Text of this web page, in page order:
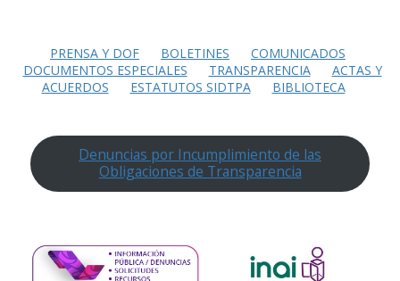
PRENSA Y DOF BOLETINES
COMUNICADOS
DOCUMENTOS ESPECIALES
TRANSPARENCIA
ACTAS Y
ACUERDOS
ESTATUTOS SIDTPA BIBLIOTECA
Denuncias por Incumplimiento de las
Obligaciones de Transparencia